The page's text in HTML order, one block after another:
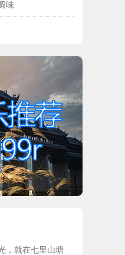
味
，就在七里山塘